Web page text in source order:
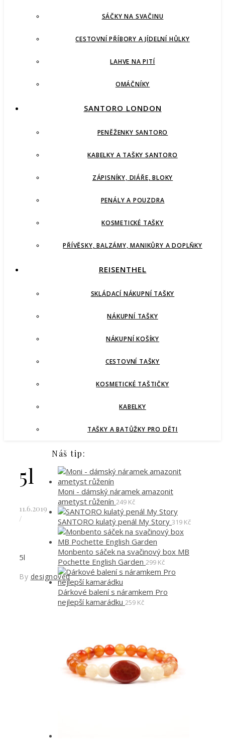
SÁČKY NA SVAČINU
CESTOVNÍ PŘÍBORY A JÍDELNÍ HŮLKY
LAHVE NA PITÍ
OMÁČNÍKY
SANTORO LONDON
PENĚŽENKY SANTORO
KABELKY A TAŠKY SANTORO
ZÁPISNÍKY, DIÁŘE, BLOKY
PENÁLY A POUZDRA
KOSMETICKÉ TAŠKY
PŘÍVĚSKY, BALZÁMY, MANIKŮRY A DOPLŇKY
REISENTHEL
SKLÁDACÍ NÁKUPNÍ TAŠKY
NÁKUPNÍ TAŠKY
NÁKUPNÍ KOŠÍKY
CESTOVNÍ TAŠKY
KOSMETICKÉ TAŠTIČKY
KABELKY
TAŠKY A BATŮŽKY PRO DĚTI
5l
11.6.2019
/
5l
By designoved
Náš tip:
Moni - dámský náramek amazonit
ametyst růženín 249 Kč
SANTORO kulatý penál My Story 319 Kč
Monbento sáček na svačinový box MB
Pochette English Garden 299 Kč
Dárkové balení s náramkem Pro
nejlepší kamarádku 259 Kč